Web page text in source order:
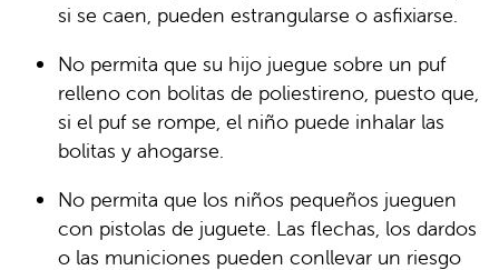
si se caen, pueden estrangularse o asfixiarse.
No permita que su hijo juegue sobre un puf
relleno con bolitas de poliestireno, puesto que,
si el puf se rompe, el niño puede inhalar las
bolitas y ahogarse.
No permita que los niños pequeños jueguen
con pistolas de juguete. Las flechas, los dardos
o las municiones pueden conllevar un riesgo